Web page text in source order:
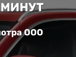
МИНУТ
ООО